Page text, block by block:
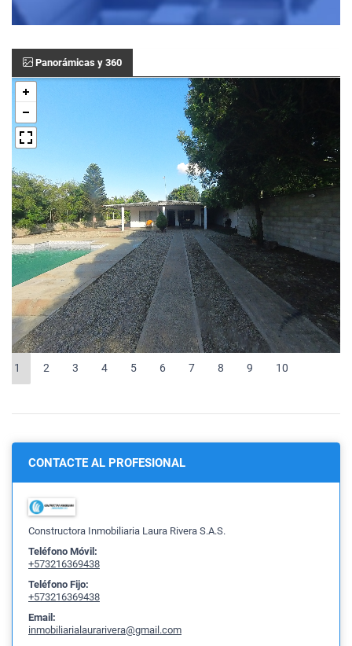
Panorámicas y 360
1 2 3 4 5 6 7 8 9 10
CONTACTE AL PROFESIONAL
Constructora Inmobiliaria Laura Rivera S.A.S.
Teléfono Móvil:
+573216369438
Teléfono Fijo:
+573216369438
Email:
inmobiliarialaurarivera@gmail.com